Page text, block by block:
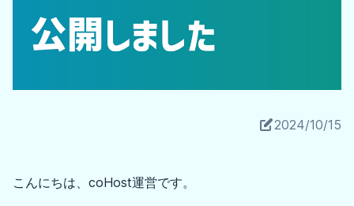
2024/10/15
こんにちは、coHost運営です。